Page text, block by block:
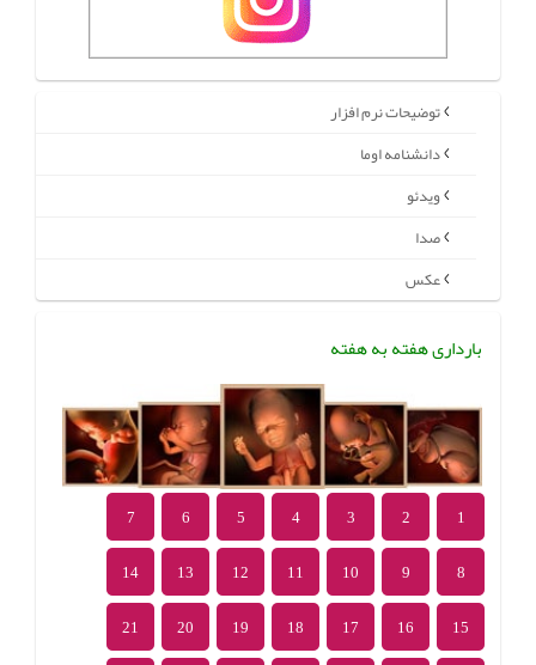
توضیحات نرم افزار
دانشنامه اوما
ویدئو
صدا
عکس
بارداری هفته به هفته
1
2
3
4
5
6
7
8
9
10
11
12
13
14
15
16
17
18
19
20
21